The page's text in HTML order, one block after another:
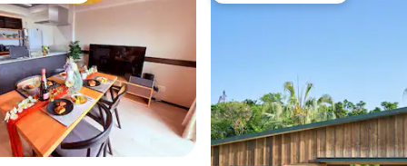
5, 12 vlerësime